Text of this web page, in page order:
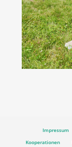
Impressum
Kooperationen